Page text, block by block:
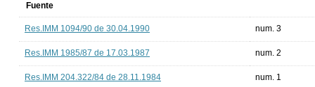
Fuente
Res.IMM 1094/90 de 30.04.1990 num. 3
Res.IMM 1985/87 de 17.03.1987 num. 2
Res.IMM 204.322/84 de 28.11.1984 num. 1